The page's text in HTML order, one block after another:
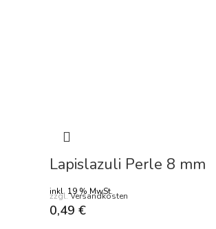
Lapislazuli Perle 8 mm
inkl. 19 % MwSt.
zzgl.Versandkosten
0,49 €